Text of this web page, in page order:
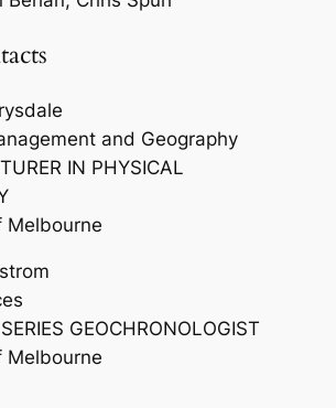
and Geography
IN PHYSICAL
Melbourne
GEOCHRONOLOGIST
Melbourne